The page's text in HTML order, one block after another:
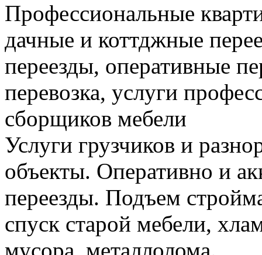
Профессиональные
дачные и коттджные
переезды, оперативные
перевозка, услуги
сборщиков мебели
Услуги грузчиков и
объекты. Оперативно и
переезды. Подъем
спуск старой мебели,